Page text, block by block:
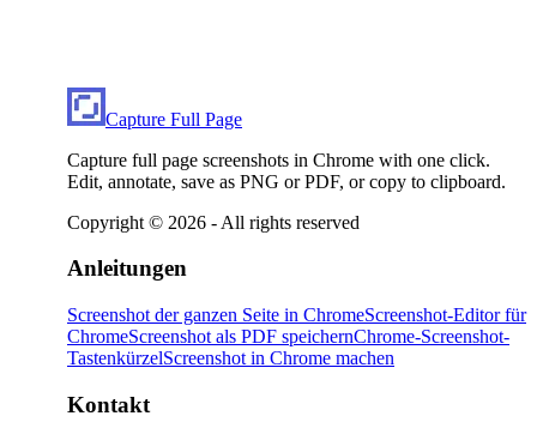
Capture Full Page
Capture full page screenshots in Chrome with one click.
Edit, annotate, save as PNG or PDF, or copy to clipboard.
Copyright © 2026 - All rights reserved
Anleitungen
Screenshot der ganzen Seite in ChromeScreenshot-Editor für
ChromeScreenshot als PDF speichernChrome-Screenshot-
TastenkürzelScreenshot in Chrome machen
Kontakt